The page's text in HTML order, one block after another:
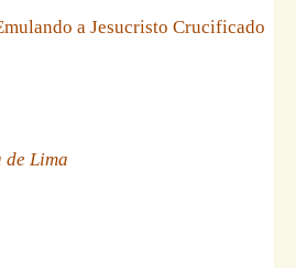
a Jesucristo Crucificado
de Lima